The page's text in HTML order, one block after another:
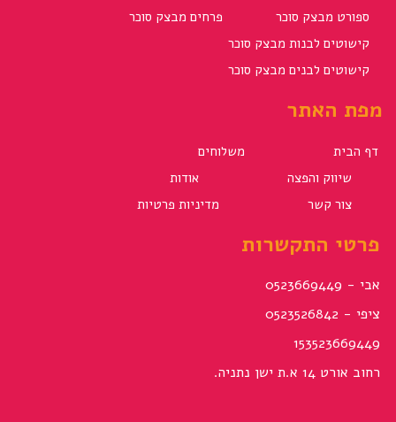
ספורט מבצק סוכר
פרחים מבצק סוכר
קישוטים לבנות מבצק סוכר
קישוטים לבנים מבצק סוכר
מפת האתר
דף הבית
משלוחים
שיווק והפצה
אודות
צור קשר
מדיניות פרטיות
פרטי התקשרות
אבי - 0523669449
ציפי - 0523526842
153523669449
רחוב אורט 14 א.ת ישן נתניה.